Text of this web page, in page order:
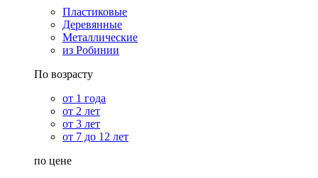
Пластиковые
Деревянные
Металлические
из Робинии
По возрасту
от 1 года
от 2 лет
от 3 лет
от 7 до 12 лет
по цене